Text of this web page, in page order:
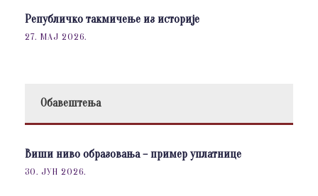
Републичко такмичење из историје
27. МАЈ 2026.
Обавештења
Виши ниво образовања – пример уплатнице
30. ЈУН 2026.